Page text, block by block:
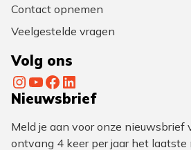
Contact opnemen
Veelgestelde vragen
Volg ons
InstagramYouTube Facebook LinkedIn
Nieuwsbrief
Meld je aan voor onze nieuwsbrief
ontvang 4 keer per jaar het